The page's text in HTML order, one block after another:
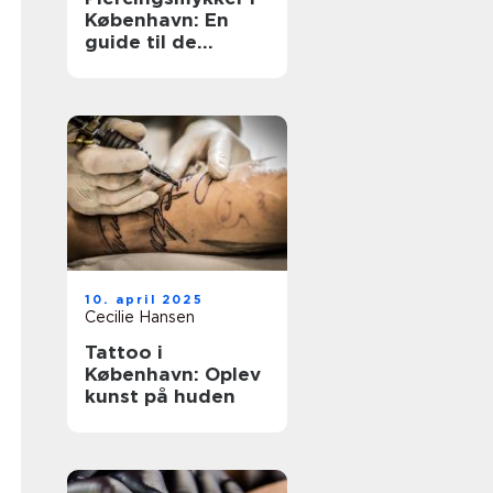
København: En
guide til de
10. april 2025
Cecilie Hansen
Tattoo i
København: Oplev
kunst på huden